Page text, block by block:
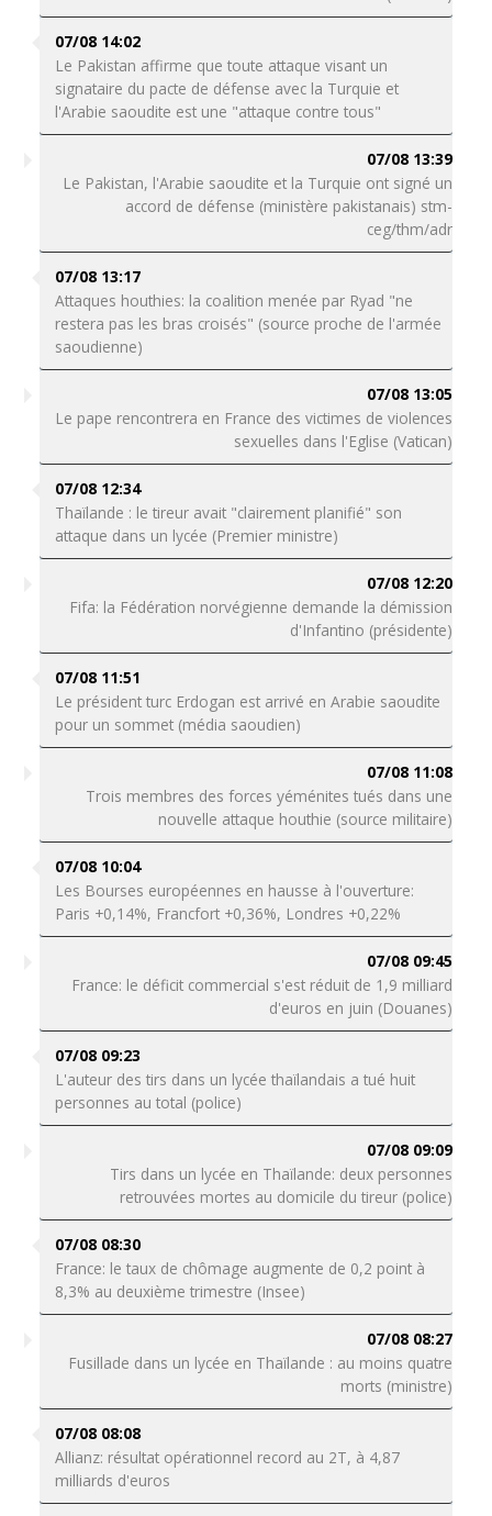
07/08 14:02
Le Pakistan affirme que toute attaque visant un
signataire du pacte de défense avec la Turquie et
l'Arabie saoudite est une "attaque contre tous"
07/08 13:39
Le Pakistan, l'Arabie saoudite et la Turquie ont signé un
accord de défense (ministère pakistanais) stm-
ceg/thm/adr
07/08 13:17
Attaques houthies: la coalition menée par Ryad "ne
restera pas les bras croisés" (source proche de l'armée
saoudienne)
07/08 13:05
Le pape rencontrera en France des victimes de violences
sexuelles dans l'Eglise (Vatican)
07/08 12:34
Thaïlande : le tireur avait "clairement planifié" son
attaque dans un lycée (Premier ministre)
07/08 12:20
Fifa: la Fédération norvégienne demande la démission
d'Infantino (présidente)
07/08 11:51
Le président turc Erdogan est arrivé en Arabie saoudite
pour un sommet (média saoudien)
07/08 11:08
Trois membres des forces yéménites tués dans une
nouvelle attaque houthie (source militaire)
07/08 10:04
Les Bourses européennes en hausse à l'ouverture:
Paris +0,14%, Francfort +0,36%, Londres +0,22%
07/08 09:45
France: le déficit commercial s'est réduit de 1,9 milliard
d'euros en juin (Douanes)
07/08 09:23
L'auteur des tirs dans un lycée thaïlandais a tué huit
personnes au total (police)
07/08 09:09
Tirs dans un lycée en Thaïlande: deux personnes
retrouvées mortes au domicile du tireur (police)
07/08 08:30
France: le taux de chômage augmente de 0,2 point à
8,3% au deuxième trimestre (Insee)
07/08 08:27
Fusillade dans un lycée en Thaïlande : au moins quatre
morts (ministre)
07/08 08:08
Allianz: résultat opérationnel record au 2T, à 4,87
milliards d'euros